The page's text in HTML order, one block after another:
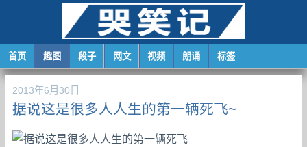
首页 趣图 段子 网文 视频 朗诵 标签
2013年6月30日
据说这是很多人人生的第一辆死飞~